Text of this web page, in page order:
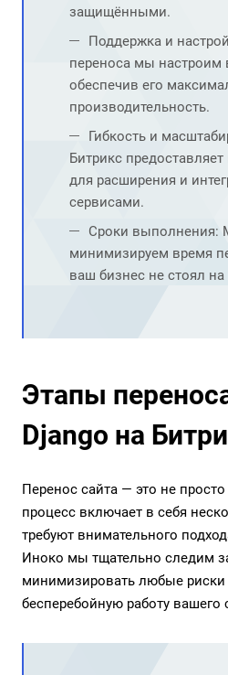
защищёнными.
Поддержка и
переноса мы настроим
обеспечив его
производительность.
Гибкость и
Битрикс
для расширения и
сервисами.
Сроки выполнения:
минимизируем время
ваш бизнес не стоял на
Этапы
Django на
Перенос сайта — это не
процесс включает в себя
требуют внимательного
Иноко мы тщательно следим
минимизировать любые риски
бесперебойную работу вашего